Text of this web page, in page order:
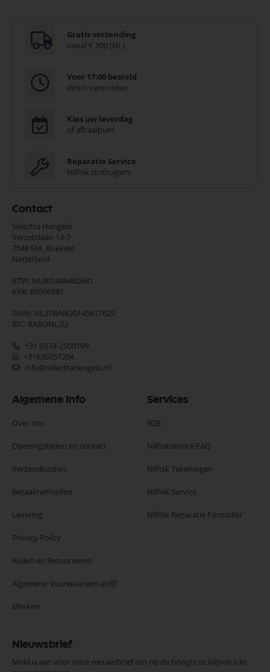
Gratis verzending
vanaf € 100 (NL)
Voor 17:00 besteld
direct verzonden
Kies uw leverdag
of afhaalpunt
Reparatie Service
Nilfisk stofzuigers
Contact
Selectra Hengelo
Verzetslaan 13-7
7548 EM, Boekelo
Nederland
BTW: NL001406482B41
KVK: 60566981
IBAN: NL21RABO0145617629
BIC: RABONL2U
+31 (0)74-2500199
+31630757204
info@selectrahengelo.nl
Algemene Info
Over ons
Openingstijden en contact
Verzendkosten
Betaalmethoden
Levering
Privacy Policy
Ruilen en Retourneren
Algemene Voorwaarden (pdf)
Merken
Services
B2B
Nilfiskservice FAQ
Nilfisk Tekeningen
Nilfisk Service
Nilfisk Reparatie Formulier
Nieuwsbrief
Meld u aan voor onze nieuwsbrief om op de hoogte te blijven van